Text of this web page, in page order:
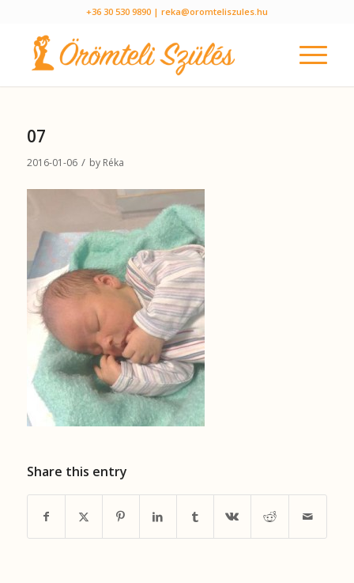
+36 30 530 9890 | reka@oromteliszules.hu
07
2016-01-06 / by Réka
Share this entry